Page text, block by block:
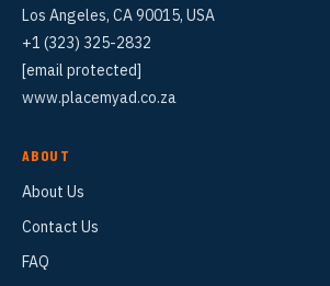
Los Angeles, CA 90015, USA
+1 (323) 325-2832
[email protected]
www.placemyad.co.za
ABOUT
About Us
Contact Us
FAQ